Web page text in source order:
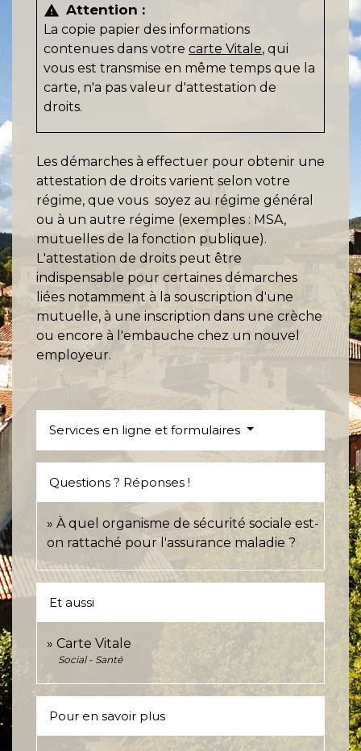
warning Attention :
La copie papier des informations
contenues dans votre carte Vitale, qui
vous est transmise en même temps que la
carte, n'a pas valeur d'attestation de
droits.
Les démarches à effectuer pour obtenir une
attestation de droits varient selon votre
régime, que vous soyez au régime général
ou à un autre régime (exemples : MSA,
mutuelles de la fonction publique).
L'attestation de droits peut être
indispensable pour certaines démarches
liées notamment à la souscription d'une
mutuelle, à une inscription dans une crèche
ou encore à l'embauche chez un nouvel
employeur.
Services en ligne et formulaires
Questions ? Réponses !
À quel organisme de sécurité sociale est-
on rattaché pour l'assurance maladie ?
Et aussi
Carte Vitale
Social - Santé
Pour en savoir plus